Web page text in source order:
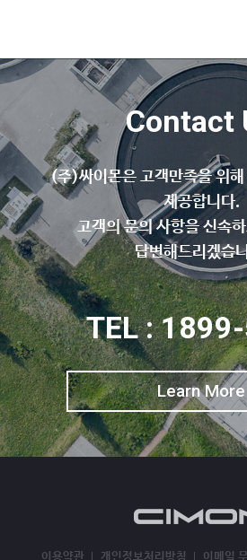
Contact
(주)싸이몬은 고객만족을 위
제공합니다.
고객의 문의 사항을 신속
답변해드리겠습
TEL :
Learn More
이용약관 개인정보처리방침 이메일